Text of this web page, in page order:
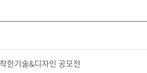
한기술&디자인 공모전